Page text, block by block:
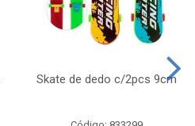
Skate de dedo c/2pcs 9cm